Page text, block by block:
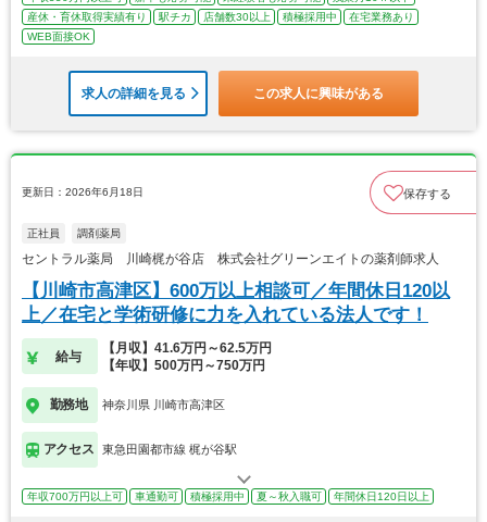
産休・育休取得実績有り
駅チカ 店舗数30以上 積極採用中
在宅業務あり
WEB面接OK
求人の詳細を見る この求人に興味がある
更新日：2026年6月18日 保存する
正社員 調剤薬局
セントラル薬局 川崎梶が谷店 株式会社グリーンエイトの薬剤師求人
【川崎市高津区】600万以上相談可／年間休日120以
上／在宅と学術研修に力を入れている法人です！
給与
【月収】41.6万円～62.5万円
【年収】500万円～750万円
勤務地 神奈川県 川崎市高津区
アクセス 東急田園都市線 梶が谷駅
年収700万円以上可 車通勤可 積極採用中 夏～秋入職可 年間休日120日以上